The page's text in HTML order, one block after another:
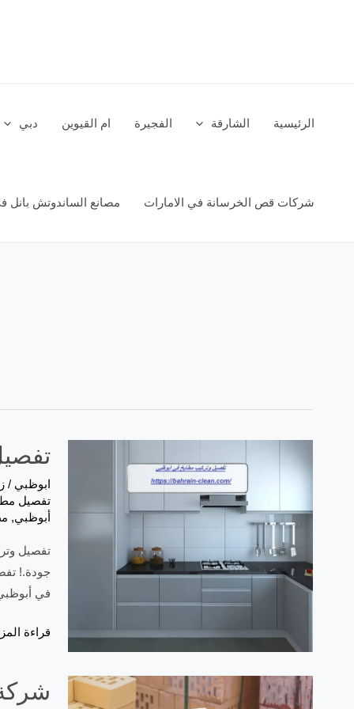
الرئيسية الشارقة الفجيرة ام القيوين دبي
شركات قص الخرسانة في الامارات مصانع الساندوتش بانل
ابوظبي /
تفصيل
أبوظبي,
تفصيل
جودة.!
في
قراءة
شركة